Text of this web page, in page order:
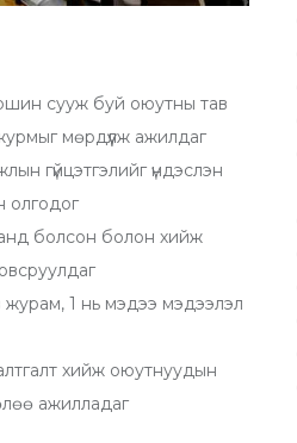
сууж буй оюутны тав
мөрдүүлж ажилдаг
гүйцэтгэлийг үндэслэн
олгодог
болсон болон хийж
журам, 1 нь мэдээ мэдээлэл
хийж оюутнуудын
ажилладаг